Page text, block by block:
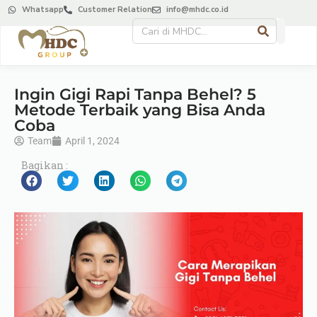
Whatsapp Customer Relation info@mhdc.co.id
Ingin Gigi Rapi Tanpa Behel? 5
Metode Terbaik yang Bisa Anda
Coba
Team April 1, 2024
Bagikan :